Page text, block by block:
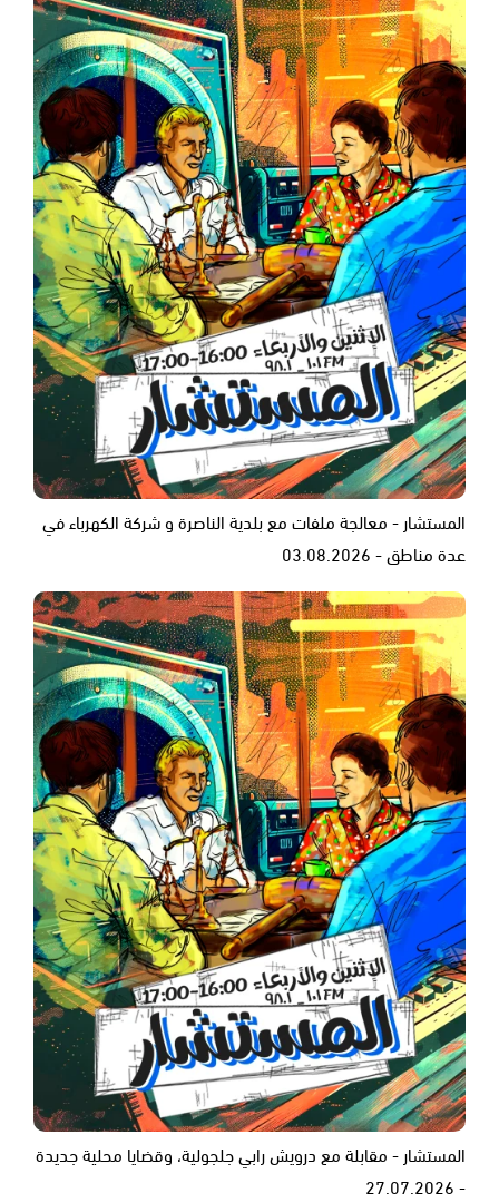
المستشار - معالجة ملفات مع بلدية الناصرة و شركة الكهرباء في
عدة مناطق - 03.08.2026
المستشار - مقابلة مع درويش رابي جلجولية، وقضايا محلية جديدة
- 27.07.2026